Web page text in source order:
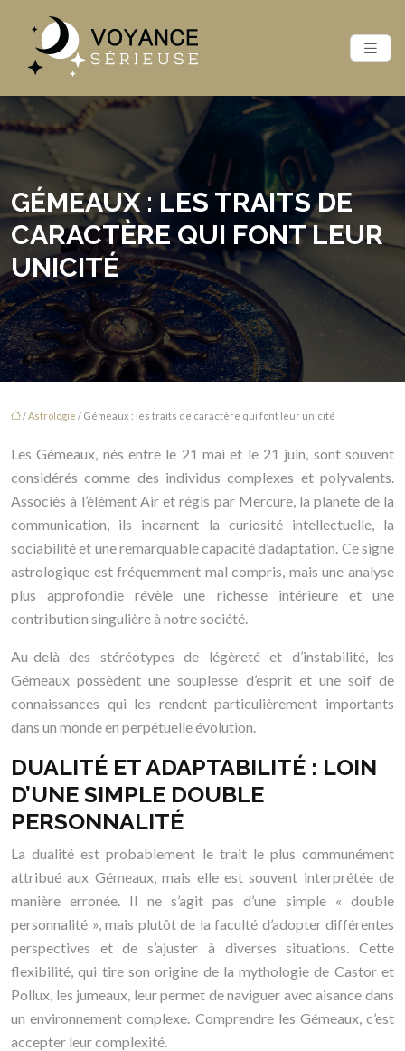
GÉMEAUX : LES TRAITS DE
CARACTÈRE QUI FONT LEUR
UNICITÉ
/Astrologie / Gémeaux : les traits de caractère qui font leur unicité
Les Gémeaux, nés entre le 21 mai et le 21 juin, sont souvent
considérés comme des individus complexes et polyvalents.
Associés à l’élément Air et régis par Mercure, la planète de la
communication, ils incarnent la curiosité intellectuelle, la
sociabilité et une remarquable capacité d’adaptation. Ce signe
astrologique est fréquemment mal compris, mais une analyse
plus approfondie révèle une richesse intérieure et une
contribution singulière à notre société.
Au-delà des stéréotypes de légèreté et d’instabilité, les
Gémeaux possèdent une souplesse d’esprit et une soif de
connaissances qui les rendent particulièrement importants
dans un monde en perpétuelle évolution.
DUALITÉ ET ADAPTABILITÉ : LOIN
D’UNE SIMPLE DOUBLE
PERSONNALITÉ
La dualité est probablement le trait le plus communément
attribué aux Gémeaux, mais elle est souvent interprétée de
manière erronée. Il ne s’agit pas d’une simple « double
personnalité », mais plutôt de la faculté d’adopter différentes
perspectives et de s’ajuster à diverses situations. Cette
flexibilité, qui tire son origine de la mythologie de Castor et
Pollux, les jumeaux, leur permet de naviguer avec aisance dans
un environnement complexe. Comprendre les Gémeaux, c’est
accepter leur complexité.